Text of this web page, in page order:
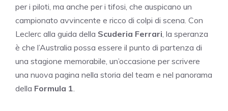
per i piloti, ma anche per i tifosi, che auspicano un
campionato avvincente e ricco di colpi di scena. Con
Leclerc alla guida della Scuderia Ferrari , la speranza
è che l’Australia possa essere il punto di partenza di
una stagione memorabile, un’occasione per scrivere
una nuova pagina nella storia del team e nel panorama
della Formula 1